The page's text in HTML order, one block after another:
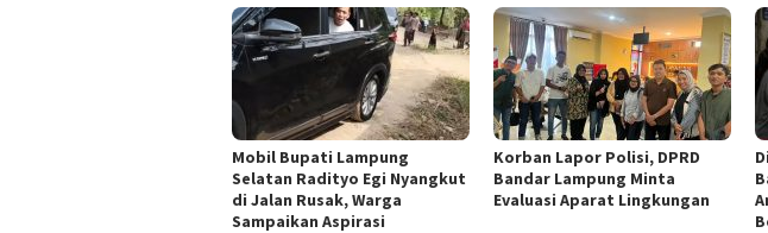
Mobil Bupati Lampung
Selatan Radityo Egi Nyangkut
di Jalan Rusak, Warga
Sampaikan Aspirasi
Korban Lapor Polisi, DPRD
Bandar Lampung Minta
Evaluasi Aparat Lingkungan